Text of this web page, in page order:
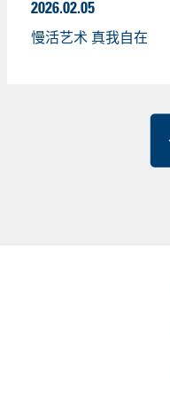
2026.02.05
慢活艺术 真我自在